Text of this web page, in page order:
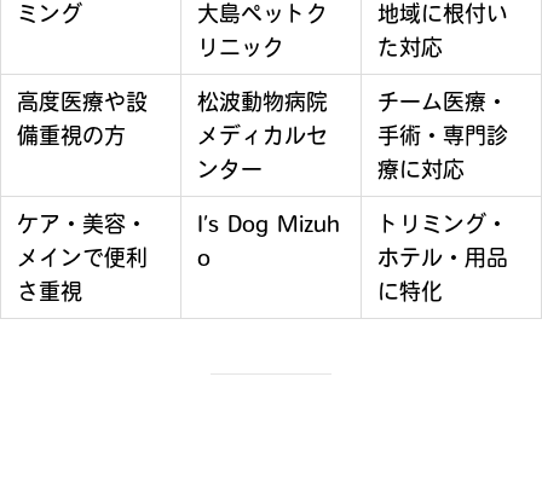
ミング
大島ペットク
リニック
地域に根付い
た対応
高度医療や設
備重視の方
松波動物病院
メディカルセ
ンター
チーム医療・
手術・専門診
療に対応
ケア・美容・
メインで便利
さ重視
I’s Dog Mizuh
o
トリミング・
ホテル・用品
に特化